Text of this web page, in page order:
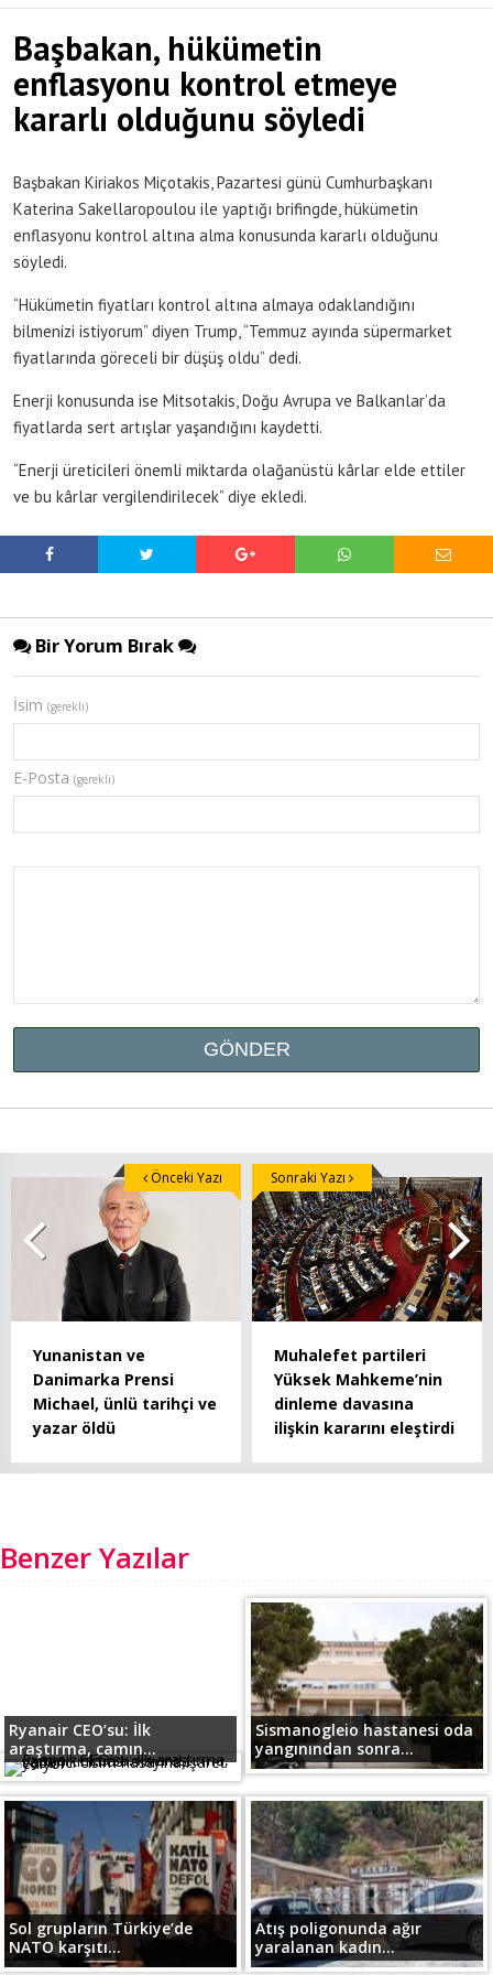
Başbakan, hükümetin
enflasyonu kontrol etmeye
kararlı olduğunu söyledi
Başbakan Kiriakos Miçotakis, Pazartesi günü Cumhurbaşkanı
Katerina Sakellaropoulou ile yaptığı brifingde, hükümetin
enflasyonu kontrol altına alma konusunda kararlı olduğunu
söyledi.
“Hükümetin fiyatları kontrol altına almaya odaklandığını
bilmenizi istiyorum” diyen Trump, “Temmuz ayında süpermarket
fiyatlarında göreceli bir düşüş oldu” dedi.
Enerji konusunda ise Mitsotakis, Doğu Avrupa ve Balkanlar’da
fiyatlarda sert artışlar yaşandığını kaydetti.
“Enerji üreticileri önemli miktarda olağanüstü kârlar elde ettiler
ve bu kârlar vergilendirilecek” diye ekledi.
Bir Yorum Bırak
İsim (gerekli)
E-Posta (gerekli)
Yunanistan ve
Danimarka Prensi
Michael, ünlü tarihçi ve
yazar öldü
Önceki Yazı
Muhalefet partileri
Yüksek Mahkeme’nin
dinleme davasına
ilişkin kararını eleştirdi
Sonraki Yazı
Benzer Yazılar
Ryanair CEO’su: İlk
araştırma, camın...
Sismanogleio hastanesi oda
yangınından sonra...
Sol grupların Türkiye’de
NATO karşıtı...
Atış poligonunda ağır
yaralanan kadın...